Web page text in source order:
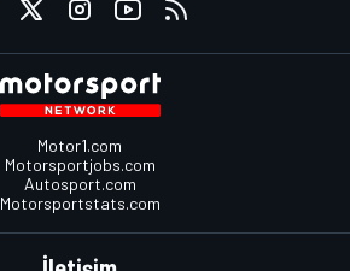
Motor1.com
Motorsportjobs.com
Autosport.com
Motorsportstats.com